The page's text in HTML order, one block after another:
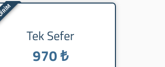
Tek Sefer
970 ₺